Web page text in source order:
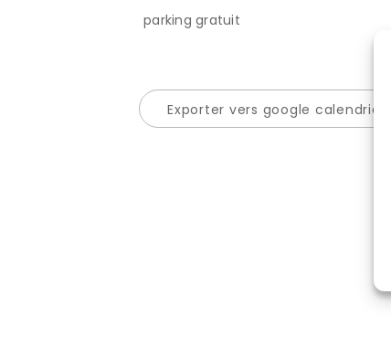
parking gratuit
Exporter vers google calendrier